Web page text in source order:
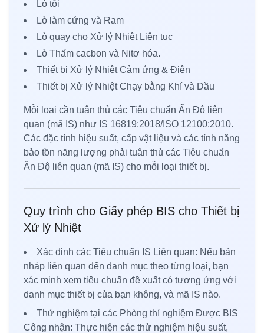
Lò tôi
Lò làm cứng và Ram
Lò quay cho Xử lý Nhiệt Liên tục
Lò Thấm cacbon và Nitơ hóa.
Thiết bị Xử lý Nhiệt Cảm ứng & Điện
Thiết bị Xử lý Nhiệt Chạy bằng Khí và Dầu
Mỗi loại cần tuân thủ các Tiêu chuẩn Ấn Độ liên
quan (mã IS) như IS 16819:2018/ISO 12100:2010.
Các đặc tính hiệu suất, cấp vật liệu và các tính năng
bảo tồn năng lượng phải tuân thủ các Tiêu chuẩn
Ấn Độ liên quan (mã IS) cho mỗi loại thiết bị.
Quy trình cho Giấy phép BIS cho Thiết bị
Xử lý Nhiệt
Xác định các Tiêu chuẩn IS Liên quan: Nếu bản
nháp liên quan đến danh mục theo từng loại, bạn
xác minh xem tiêu chuẩn đề xuất có tương ứng với
danh mục thiết bị của bạn không, và mã IS nào.
Thử nghiệm tại các Phòng thí nghiệm Được BIS
Công nhận: Thực hiện các thử nghiệm hiệu suất,